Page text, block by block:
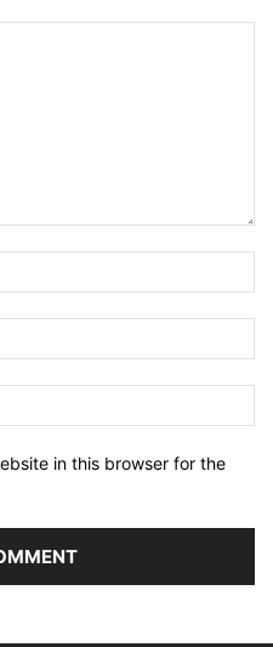
in this browser for the